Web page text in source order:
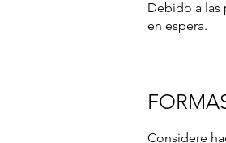
Debido a las
en espera.
Considere